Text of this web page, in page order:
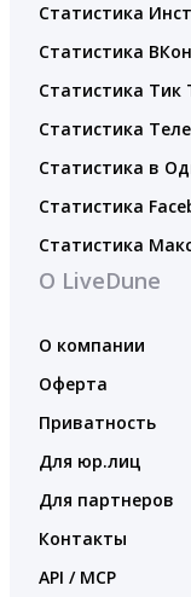
Статистика
Статистика
Статистика Тик
Статистика
Статистика в
Статистика
Статистика
О LiveDune
О компании
Оферта
Приватность
Для юр.лиц
Для партнеров
Контакты
API / MCP